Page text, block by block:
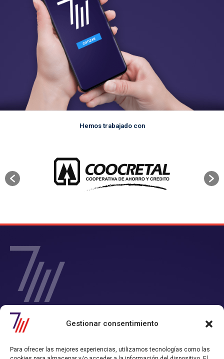
Gestionar consentimiento
Para ofrecer las mejores experiencias, utilizamos tecnologías como las
Hemos trabajado con
SIETE Y MEDIA - Agencia de Marketing Digital en
Chile
el que consigues tiempo y rentabilidad.